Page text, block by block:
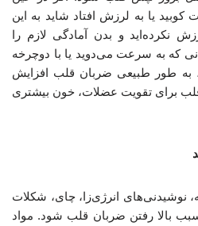
یا به لرزش افتاد شاید به این
نکرده‌اید و بدن آمادگی لازم را
که به سرعت می‌دوید یا با دوچرخه
به‌ طور طبیعی ضربان قلب افزایش
برای تقویت عضلات، خون بیشتری
نوشیدنی‌های انرژی‌زا، چای، شکلات
بالا رفتن ضربان قلب شود. مواد